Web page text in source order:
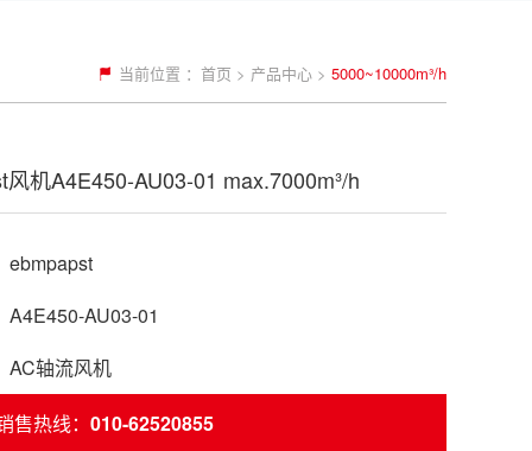
当前位置 ： 首页 > 产品中心 > 5000~10000m³/h
机A4E450-AU03-01 max.7000m³/h
ebmpapst
A4E450-AU03-01
AC轴流风机
售热线： 010-62520855